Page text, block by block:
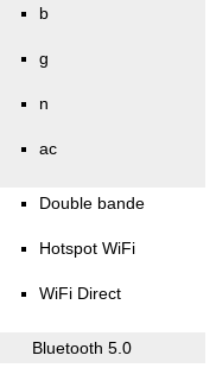
b
g
n
ac
Double bande
Hotspot WiFi
WiFi Direct
Bluetooth 5.0